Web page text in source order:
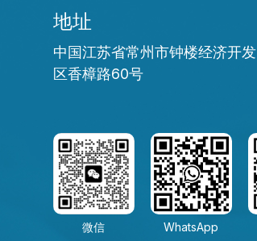
地址
中国江苏省常州市钟楼经济开发
区香樟路60号
微信 WhatsApp